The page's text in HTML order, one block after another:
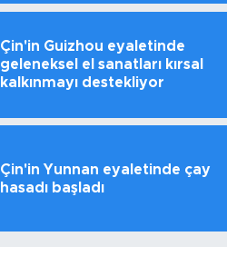
Çin'in Guizhou eyaletinde
geleneksel el sanatları kırsal
kalkınmayı destekliyor
Çin'in Yunnan eyaletinde çay
hasadı başladı